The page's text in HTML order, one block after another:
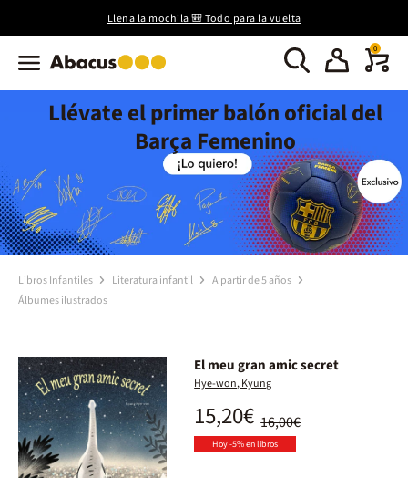
Llena la mochila 🎒 Todo para la vuelta
0
Llévate el primer balón oficial del
Barça Femenino
Libros Infantiles Literatura infantil
A partir de 5 años
Álbumes ilustrados
El meu gran amic secret
Hye-won, Kyung
16,00€
15,20€
Hoy -5% en libros